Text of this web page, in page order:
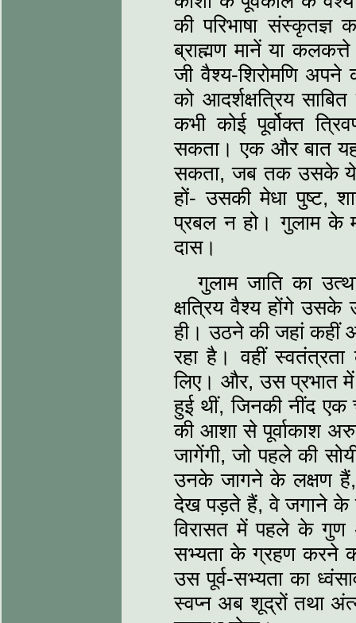
की परिभाषा
ब्राह्मण मानें या
जी वैश्य-शिरोमणि
को आदर्शक्षत्रिय
कभी कोई पूर्वोक्त
सकता। एक और बात यह
सकता, जब तक उसके ये
हों- उसकी मेधा पुष्ट,
प्रबल न हो। गुलाम के
दास।
गुलाम जाति का
क्षत्रिय वैश्य होंगे
ही। उठने की जहां कहीं
रहा है। वहीं
लिए। और, उस प्रभात में
हुई थीं, जिनकी नींद
की आशा से पूर्वाकाश
जागेंगी, जो पहले की
उनके जागने के लक्षण हैं,
देख पड़ते हैं, वे जगाने के
विरासत में पहले के
सभ्यता के ग्रहण करने
उस पूर्व-सभ्यता का
स्वप्न अब शूद्रों तथा